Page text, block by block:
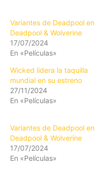
Variantes de Deadpool en
Deadpool & Wolverine
17/07/2024
En «Películas»
Wicked lidera la taquilla
mundial en su estreno
27/11/2024
En «Películas»
Variantes de Deadpool en
Deadpool & Wolverine
17/07/2024
En «Películas»